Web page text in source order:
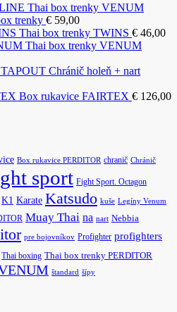
VENUM
trenky € 59,00
Thai box trenky TWINS € 46,00
Thai box trenky VENUM
Chránič holeň + nart
Box rukavice FAIRTEX € 126,00
Box rukavice PERDITOR chranič Chránič
sport Fight Sport. Octagon
K1 Karate Katsudo kuše Legíny Venum
Muay Thai na nart Nebbia
pre bojovníkov Profighter profighters
Thai boxing Thai box trenky PERDITOR
štandard šípy